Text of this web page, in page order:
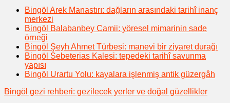
Bingöl Arek Manastırı: dağların arasındaki tarihî inanç
merkezi
Bingöl Balabanbey Camii: yöresel mimarinin sade
örneği
Bingöl Şeyh Ahmet Türbesi: manevi bir ziyaret durağı
Bingöl Sebeterias Kalesi: tepedeki tarihî savunma
yapısı
Bingöl Urartu Yolu: kayalara işlenmiş antik güzergâh
Bingöl gezi rehberi: gezilecek yerler ve doğal güzellikler